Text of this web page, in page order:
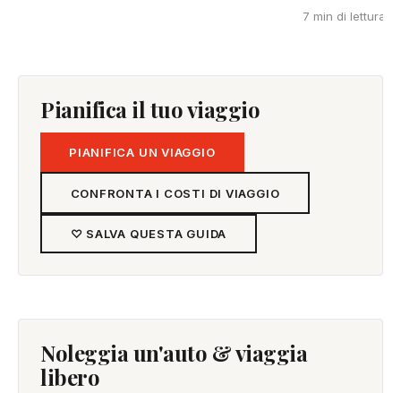
7 min di lettura
Pianifica il tuo viaggio
PIANIFICA UN VIAGGIO
CONFRONTA I COSTI DI VIAGGIO
♡ SALVA QUESTA GUIDA
Noleggia un'auto & viaggia
libero